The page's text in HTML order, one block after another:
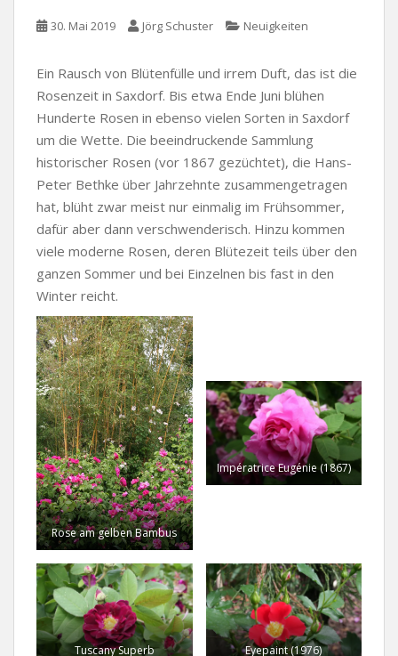
30. Mai 2019 Jörg Schuster Neuigkeiten
Ein Rausch von Blütenfülle und irrem Duft, das ist die
Rosenzeit in Saxdorf. Bis etwa Ende Juni blühen
Hunderte Rosen in ebenso vielen Sorten in Saxdorf
um die Wette. Die beeindruckende Sammlung
historischer Rosen (vor 1867 gezüchtet), die Hans-
Peter Bethke über Jahrzehnte zusammengetragen
hat, blüht zwar meist nur einmalig im Frühsommer,
dafür aber dann verschwenderisch. Hinzu kommen
viele moderne Rosen, deren Blütezeit teils über den
ganzen Sommer und bei Einzelnen bis fast in den
Winter reicht.
Rose am gelben Bambus
Impératrice Eugénie (1867)
Tuscany Superb Eyepaint (1976)